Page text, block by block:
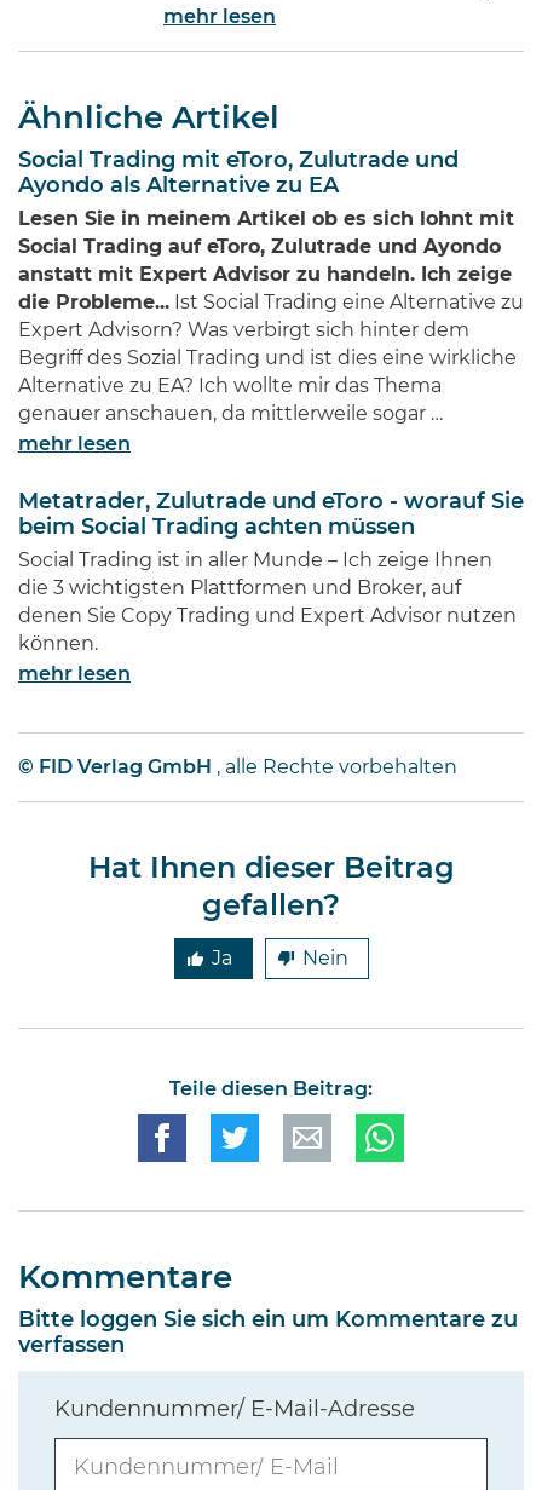
des Internets gehört ohne Frage
zu den Bedeutendsten. Namen
Bill Gates von Microsoft dürften
jedem Investor geläufig sein.
Diese Männer haben Imperien
erschaffen und gleichzeitig
Millionen von Anlegern auf der
ganzen Welt …
mehr lesen
Ähnliche Artikel
Social Trading mit eToro, Zulutrade und
Ayondo als Alternative zu EA
Lesen Sie in meinem Artikel ob es sich lohnt mit
Social Trading auf eToro, Zulutrade und Ayondo
anstatt mit Expert Advisor zu handeln. Ich zeige
die Probleme... Ist Social Trading eine Alternative zu
Expert Advisorn? Was verbirgt sich hinter dem
Begriff des Sozial Trading und ist dies eine wirkliche
Alternative zu EA? Ich wollte mir das Thema
genauer anschauen, da mittlerweile sogar …
mehr lesen
Metatrader, Zulutrade und eToro - worauf Sie
beim Social Trading achten müssen
Social Trading ist in aller Munde – Ich zeige Ihnen
die 3 wichtigsten Plattformen und Broker, auf
denen Sie Copy Trading und Expert Advisor nutzen
können.
mehr lesen
© FID Verlag GmbH , alle Rechte vorbehalten
Hat Ihnen dieser Beitrag
gefallen?
Ja Nein
Teile diesen Beitrag:
Kommentare
Bitte loggen Sie sich ein um Kommentare zu
verfassen
Kundennummer/ E-Mail-Adresse